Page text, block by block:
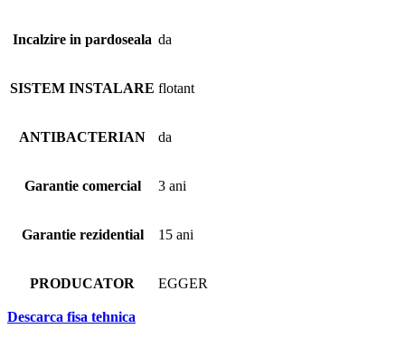
Incalzire in pardoseala da
SISTEM INSTALARE flotant
ANTIBACTERIAN da
Garantie comercial 3 ani
Garantie rezidential 15 ani
PRODUCATOR EGGER
Descarca fisa tehnica